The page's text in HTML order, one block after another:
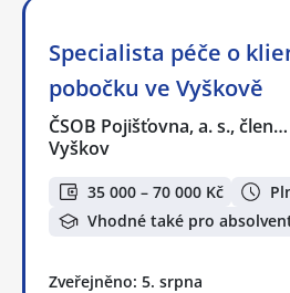
Specialista péče o
pobočku ve Vyškově
ČSOB Pojišťovna, a. s., člen…
Vyškov
35 000 – 70 000 Kč
Vhodné také pro
Zveřejněno: 5. srpna